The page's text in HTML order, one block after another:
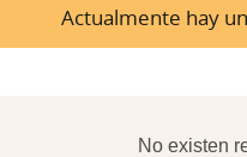
Actualmente hay
No existen